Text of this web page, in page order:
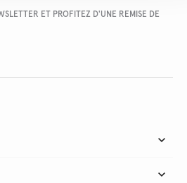
ET PROFITEZ D'UNE REMISE DE